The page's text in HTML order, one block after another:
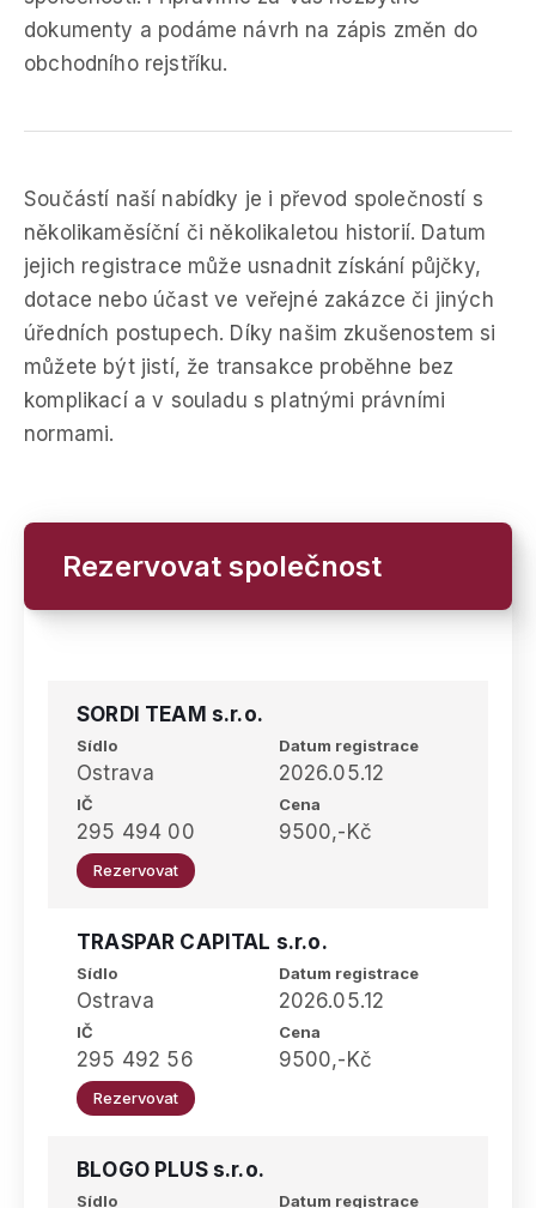
dokumenty a podáme návrh na zápis změn do
obchodního rejstříku.
Součástí naší nabídky je i převod společností s
několikaměsíční či několikaletou historií. Datum
jejich registrace může usnadnit získání půjčky,
dotace nebo účast ve veřejné zakázce či jiných
úředních postupech. Díky našim zkušenostem si
můžete být jistí, že transakce proběhne bez
komplikací a v souladu s platnými právními
normami.
Rezervovat společnost
SORDI TEAM s.r.o.
Sídlo
Ostrava
IČ
295 494 00
Datum registrace
2026.05.12
Cena
9500,-Kč
Rezervovat
TRASPAR CAPITAL s.r.o.
Sídlo
Ostrava
IČ
295 492 56
Datum registrace
2026.05.12
Cena
9500,-Kč
Rezervovat
BLOGO PLUS s.r.o.
Sídlo Datum registrace